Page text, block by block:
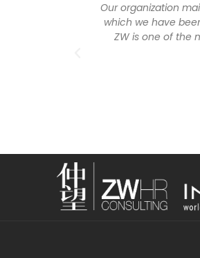
Our organization
which we have
ZW is one of the